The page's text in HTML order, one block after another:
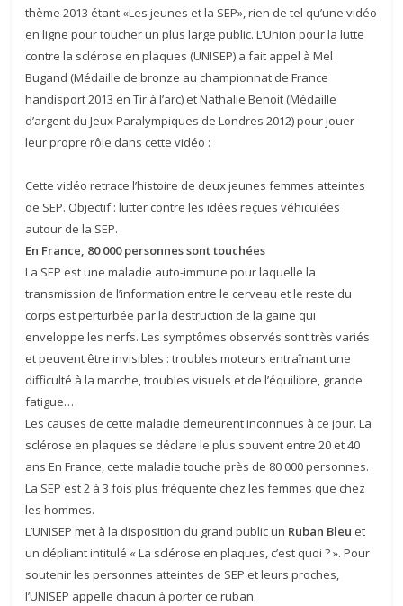
thème 2013 étant «Les jeunes et la SEP», rien de tel qu’une vidéo
en ligne pour toucher un plus large public. L’Union pour la lutte
contre la sclérose en plaques (UNISEP) a fait appel à Mel
Bugand (Médaille de bronze au championnat de France
handisport 2013 en Tir à l’arc) et Nathalie Benoit (Médaille
d’argent du Jeux Paralympiques de Londres 2012) pour jouer
leur propre rôle dans cette vidéo :
Cette vidéo retrace l’histoire de deux jeunes femmes atteintes
de SEP. Objectif : lutter contre les idées reçues véhiculées
autour de la SEP.
En France, 80 000 personnes sont touchées
La SEP est une maladie auto-immune pour laquelle la
transmission de l’information entre le cerveau et le reste du
corps est perturbée par la destruction de la gaine qui
enveloppe les nerfs. Les symptômes observés sont très variés
et peuvent être invisibles : troubles moteurs entraînant une
difficulté à la marche, troubles visuels et de l’équilibre, grande
fatigue…
Les causes de cette maladie demeurent inconnues à ce jour. La
sclérose en plaques se déclare le plus souvent entre 20 et 40
ans En France, cette maladie touche près de 80 000 personnes.
La SEP est 2 à 3 fois plus fréquente chez les femmes que chez
les hommes.
L’UNISEP met à la disposition du grand public un Ruban Bleu et
un dépliant intitulé « La sclérose en plaques, c’est quoi ? ». Pour
soutenir les personnes atteintes de SEP et leurs proches,
l’UNISEP appelle chacun à porter ce ruban.